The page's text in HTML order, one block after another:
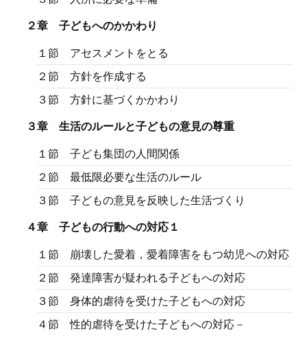
２章 子どもへのかかわり
１節 アセスメントをとる
２節 方針を作成する
３節 方針に基づくかかわり
３章 生活のルールと子どもの意見の尊重
１節 子ども集団の人間関係
２節 最低限必要な生活のルール
３節 子どもの意見を反映した生活づくり
４章 子どもの行動への対応１
１節 崩壊した愛着，愛着障害をもつ幼児への対応
２節 発達障害が疑われる子どもへの対応
３節 身体的虐待を受けた子どもへの対応
４節 性的虐待を受けた子どもへの対応－